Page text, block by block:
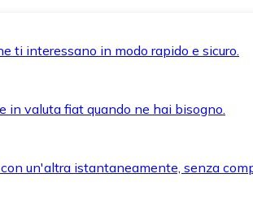
ti interessano in modo rapido e sicuro.
in valuta fiat quando ne hai bisogno.
un'altra istantaneamente, senza